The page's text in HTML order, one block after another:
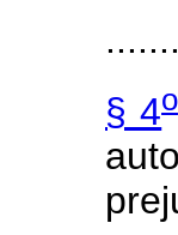
§ 4o